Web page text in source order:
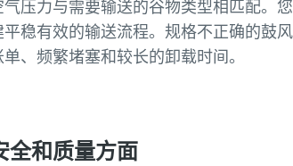
压力与需要输送的谷物类型相匹配。
稳有效的输送流程。规格不正确的鼓
、频繁堵塞和较长的卸载时间。
全和质量方面